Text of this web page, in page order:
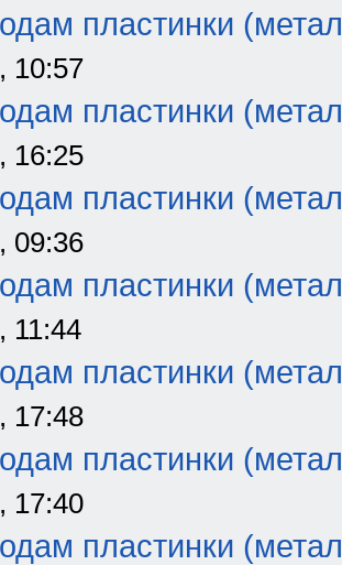
пластинки
10:57
пластинки
16:25
пластинки
09:36
пластинки
11:44
пластинки
17:48
пластинки
17:40
пластинки